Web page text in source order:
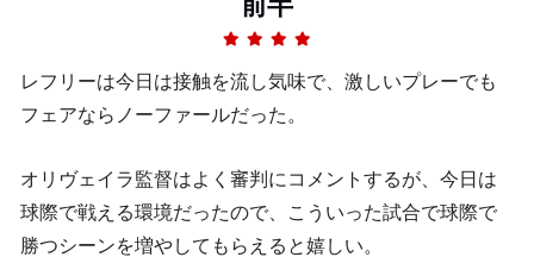
レフリーは今日は接触を流し気味で、激しいプレーでも
フェアならノーファールだった。
オリヴェイラ監督はよく審判にコメントするが、今日は
球際で戦える環境だったので、こういった試合で球際で
勝つシーンを増やしてもらえると嬉しい。